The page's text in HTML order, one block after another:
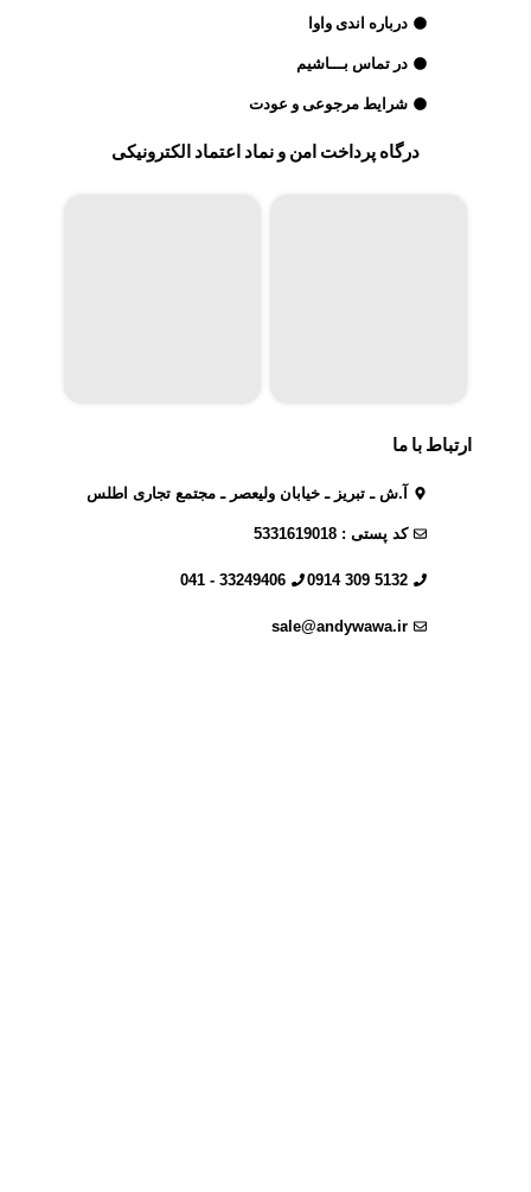
درباره اندی واوا
در تماس بـــاشیم
شرایط مرجوعی و عودت
درگاه پرداخت امن و نماد اعتماد الکترونیکی
ارتباط با ما
آ.ش ـ تبریز ـ خیابان ولیعصر ـ مجتمع تجاری اطلس
کد پستی : 5331619018
5132 309 0914
33249406 - 041
sale@andywawa.ir